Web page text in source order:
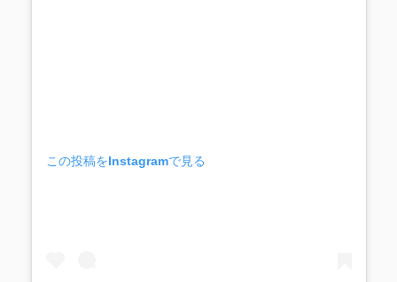
この投稿をInstagramで見る